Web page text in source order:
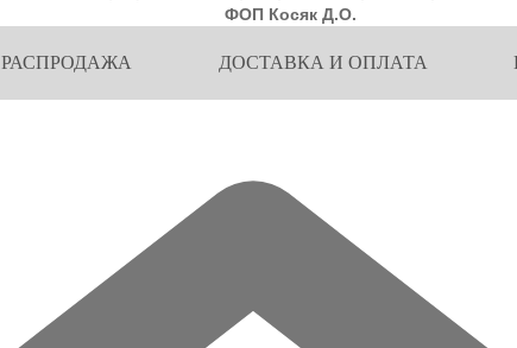
ФОП Косяк Д.О.
РАСПРОДАЖА ДОСТАВКА И ОПЛАТА